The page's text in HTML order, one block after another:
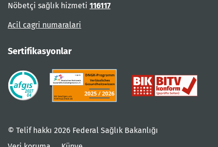
Nöbetçi sağlık hizmeti 116117
Acil cagri numaralari
Sertifikasyonlar
© Telif hakkı 2026 Federal Sağlık Bakanlığı